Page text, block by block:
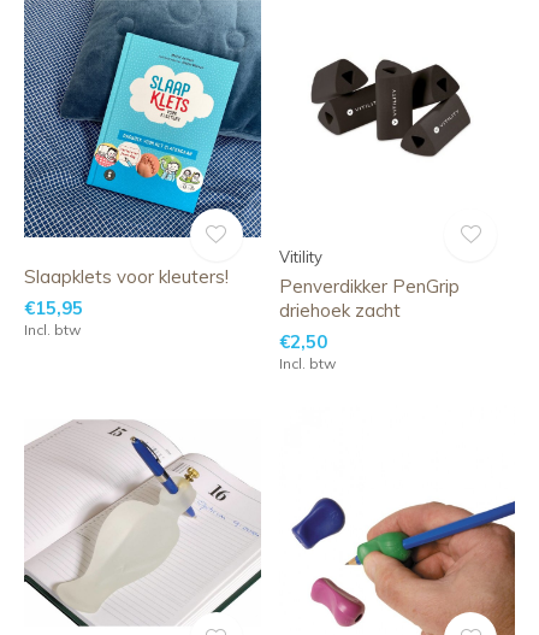
Slaapklets voor kleuters!
€15,95
Incl. btw
Vitility
Penverdikker PenGrip
driehoek zacht
€2,50
Incl. btw